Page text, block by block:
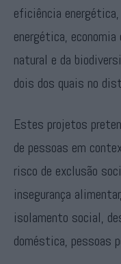
eficiência
energética,
natural e da
dois dos quais no
Estes projetos
de pessoas em
risco de exclusão
insegurança
isolamento social,
doméstica, pessoas